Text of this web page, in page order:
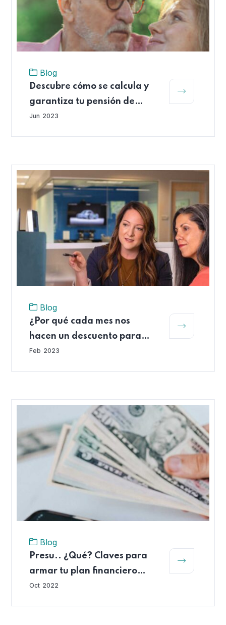
Blog
Descubre cómo se calcula y
garantiza tu pensión de
vejez
Jun 2023
Blog
¿Por qué cada mes nos
hacen un descuento para
cotizar a las AFP?
Feb 2023
Blog
Presu.. ¿Qué? Claves para
armar tu plan financiero
personal
Oct 2022